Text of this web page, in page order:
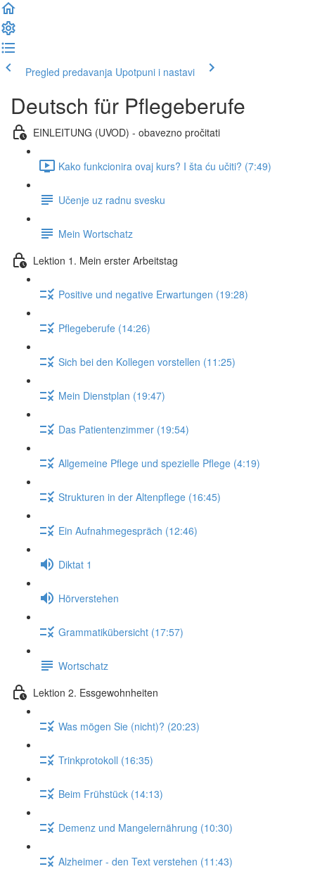
Pregled predavanja Upotpuni i nastavi
Deutsch für Pflegeberufe
EINLEITUNG (UVOD) - obavezno pročitati
Kako funkcionira ovaj kurs? I šta ću učiti? (7:49)
Učenje uz radnu svesku
Mein Wortschatz
Lektion 1. Mein erster Arbeitstag
Positive und negative Erwartungen (19:28)
Pflegeberufe (14:26)
Sich bei den Kollegen vorstellen (11:25)
Mein Dienstplan (19:47)
Das Patientenzimmer (19:54)
Allgemeine Pflege und spezielle Pflege (4:19)
Strukturen in der Altenpflege (16:45)
Ein Aufnahmegespräch (12:46)
Diktat 1
Hörverstehen
Grammatikübersicht (17:57)
Wortschatz
Lektion 2. Essgewohnheiten
Was mögen Sie (nicht)? (20:23)
Trinkprotokoll (16:35)
Beim Frühstück (14:13)
Demenz und Mangelernährung (10:30)
Alzheimer - den Text verstehen (11:43)